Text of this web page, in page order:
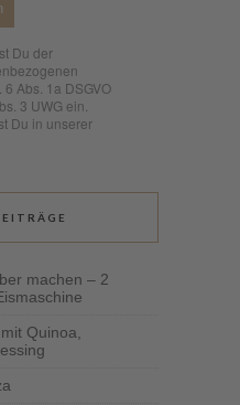
Du der
Abs. 1a DSGVO
3 UWG ein.
Du in unserer
machen – 2
Quinoa,